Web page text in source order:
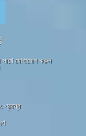
সাথে যোগাযোগ করুন
প্রবন্ধ